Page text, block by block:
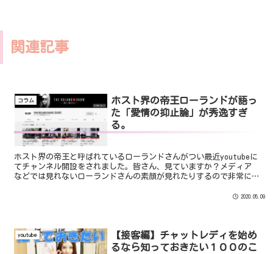
関連記事
コラム
ホスト界の帝王ローランドが語っ
た「愛情の抑止論」が秀逸すぎ
る。
ホスト界の帝王と呼ばれているローランドさんがつい最近youtubeに
てチャンネル開設をされました。皆さん、見ていますか？メディア
などでは見れないローランドさんの素顔が見れたりするので非常に
2020.05.09
youtube
【接客編】チャットレディを始め
るなら知っておきたい１００のこ